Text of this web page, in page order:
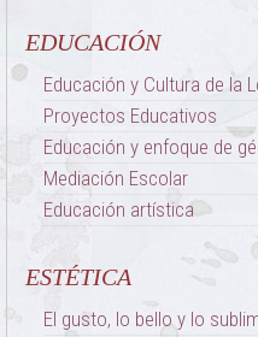
EDUCACIÓN
Educación y Cultura de la
Proyectos Educativos
Educación y enfoque de
Mediación Escolar
Educación artística
ESTÉTICA
El gusto, lo bello y lo